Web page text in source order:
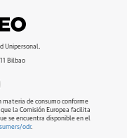
Unipersonal.
Bilbao
materia de consumo conforme
la Comisión Europea facilita
se encuentra disponible en el
odr.